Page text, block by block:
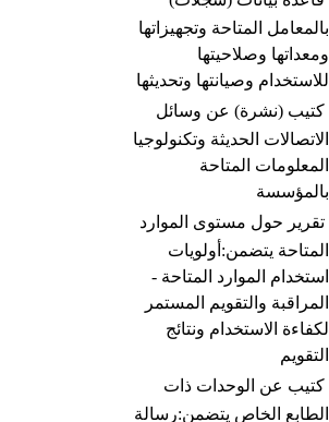
بالمعامل المتاحة وتجهيزاتها
ومعداتها وصلاحيتها
للاستخدام وصيانتها وتحديثها
كتيب (نشرة) عن وسائل
الاتصالات الحديثة وتكنولوجيا
المعلومات المتاحة
بالمؤسسة
تقرير حول مستوى الموارد
المتاحة يتضمن:أولويات
استخدام الموارد المتاحة -
المراقبة والتقويم المستمر
لكفاءة الاستخدام ونتائج
التقويم
كتيب عن الوحدات ذات
الطابع الخاص يتضمن:رسالة